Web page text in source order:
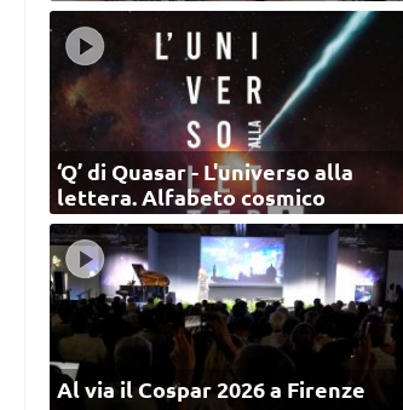
‘Q’ di Quasar - L'universo alla
lettera. Alfabeto cosmico
Al via il Cospar 2026 a Firenze